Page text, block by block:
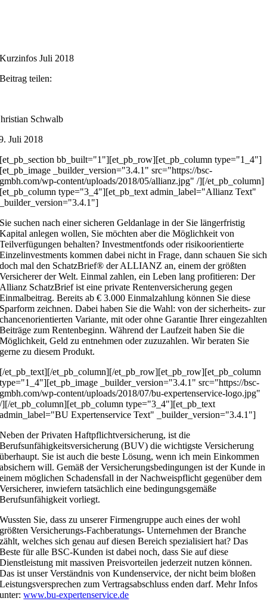
Kurzinfos Juli 2018
Beitrag teilen:
Schwalb
Juli 2018
[et_pb_section bb_built="1"][et_pb_row][et_pb_column type="1_4"]
[et_pb_image _builder_version="3.4.1" src="https://bsc-
gmbh.com/wp-content/uploads/2018/05/allianz.jpg" /][/et_pb_column]
[et_pb_column type="3_4"][et_pb_text admin_label="Allianz Text"
_builder_version="3.4.1"]
Sie suchen nach einer sicheren Geldanlage in der Sie längerfristig
Kapital anlegen wollen, Sie möchten aber die Möglichkeit von
Teilverfügungen behalten? Investmentfonds oder risikoorientierte
Einzelinvestments kommen dabei nicht in Frage, dann schauen Sie sich
doch mal den SchatzBrief® der ALLIANZ an, einem der größten
Versicherer der Welt. Einmal zahlen, ein Leben lang profitieren: Der
Allianz SchatzBrief ist eine private Rentenversicherung gegen
Einmalbeitrag. Bereits ab € 3.000 Einmalzahlung können Sie diese
Sparform zeichnen. Dabei haben Sie die Wahl: von der sicherheits- zur
chancenorientierten Variante, mit oder ohne Garantie Ihrer eingezahlten
Beiträge zum Rentenbeginn. Während der Laufzeit haben Sie die
Möglichkeit, Geld zu entnehmen oder zuzuzahlen. Wir beraten Sie
gerne zu diesem Produkt.
[/et_pb_text][/et_pb_column][/et_pb_row][et_pb_row][et_pb_column
type="1_4"][et_pb_image _builder_version="3.4.1" src="https://bsc-
gmbh.com/wp-content/uploads/2018/07/bu-expertenservice-logo.jpg"
/][/et_pb_column][et_pb_column type="3_4"][et_pb_text
admin_label="BU Expertenservice Text" _builder_version="3.4.1"]
Neben der Privaten Haftpflichtversicherung, ist die
Berufsunfähigkeitsversicherung (BUV) die wichtigste Versicherung
überhaupt. Sie ist auch die beste Lösung, wenn ich mein Einkommen
absichern will. Gemäß der Versicherungsbedingungen ist der Kunde in
einem möglichen Schadensfall in der Nachweispflicht gegenüber dem
Versicherer, inwiefern tatsächlich eine bedingungsgemäße
Berufsunfähigkeit vorliegt.
Wussten Sie, dass zu unserer Firmengruppe auch eines der wohl
größten Versicherungs-Fachberatungs- Unternehmen der Branche
zählt, welches sich genau auf diesen Bereich spezialisiert hat? Das
Beste für alle BSC-Kunden ist dabei noch, dass Sie auf diese
Dienstleistung mit massiven Preisvorteilen jederzeit nutzen können.
Das ist unser Verständnis von Kundenservice, der nicht beim bloßen
Leistungsversprechen zum Vertragsabschluss enden darf. Mehr Infos
unter:www.bu-expertenservice.de